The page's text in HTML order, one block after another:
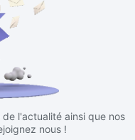
l'actualité ainsi que nos
nous !